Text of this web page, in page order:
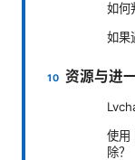
如何
如果
资源与进
使用
除？